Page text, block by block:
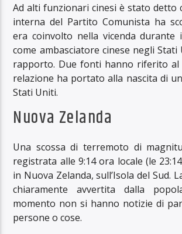
Ad alti funzionari cinesi è stato detto
interna del Partito Comunista ha
era coinvolto nella vicenda durante
come ambasciatore cinese negli
rapporto. Due fonti hanno riferito al
relazione ha portato alla nascita di
Stati Uniti.
Nuova Zelanda
Una scossa di terremoto di
registrata alle 9:14 ora locale (le
in Nuova Zelanda, sull’Isola del Sud.
chiaramente avvertita dalla
momento non si hanno notizie di
persone o cose.